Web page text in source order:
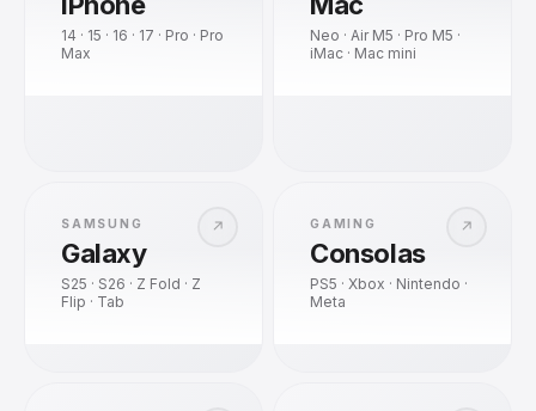
14 · 15 · 16 · 17 · Pro · Pro
Max
Neo · Air M5 · Pro M5 ·
iMac · Mac mini
↗
SAMSUNG
Galaxy
S25 · S26 · Z Fold · Z
Flip · Tab
↗
GAMING
Consolas
PS5 · Xbox · Nintendo ·
Meta